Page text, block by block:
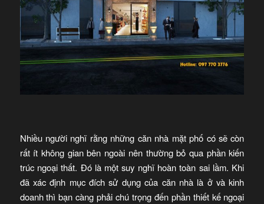
Nhiều người nghĩ rằng những căn nhà mặt phố có sẽ còn
rất ít không gian bên ngoài nên thường bỏ qua phần kiến
trúc ngoại thất. Đó là một suy nghĩ hoàn toàn sai lầm. Khi
đã xác định mục đích sử dụng của căn nhà là ở và kinh
doanh thì bạn càng phải chú trọng đến phần thiết kế ngoại